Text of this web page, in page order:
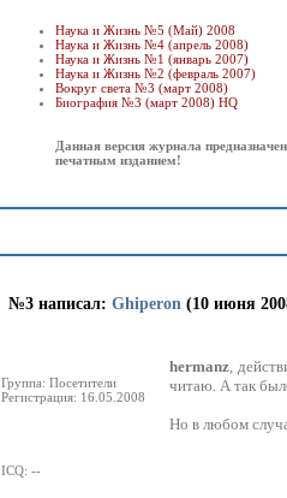
Наука и Жизнь №5 (Май) 2008
Наука и Жизнь №4 (апрель 2008)
Наука и Жизнь №1 (январь 2007)
Наука и Жизнь №2 (февраль 2007)
Вокруг света №3 (март 2008)
Биография №3 (март 2008) HQ
Данная версия журнала
печатным изданием!
№3 написал: Ghiperon (10 июня
Группа: Посетители
Регистрация: 16.05.2008
hermanz,
читаю. А так
Но в любом
ICQ: --